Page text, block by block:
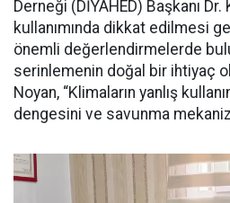
Derneği (DİYAHED) Başkanı
kullanımında dikkat edilmesi
önemli değerlendirmelerde
serinlemenin doğal bir ihtiyaç
Noyan, “Klimaların yanlış
dengesini ve savunma